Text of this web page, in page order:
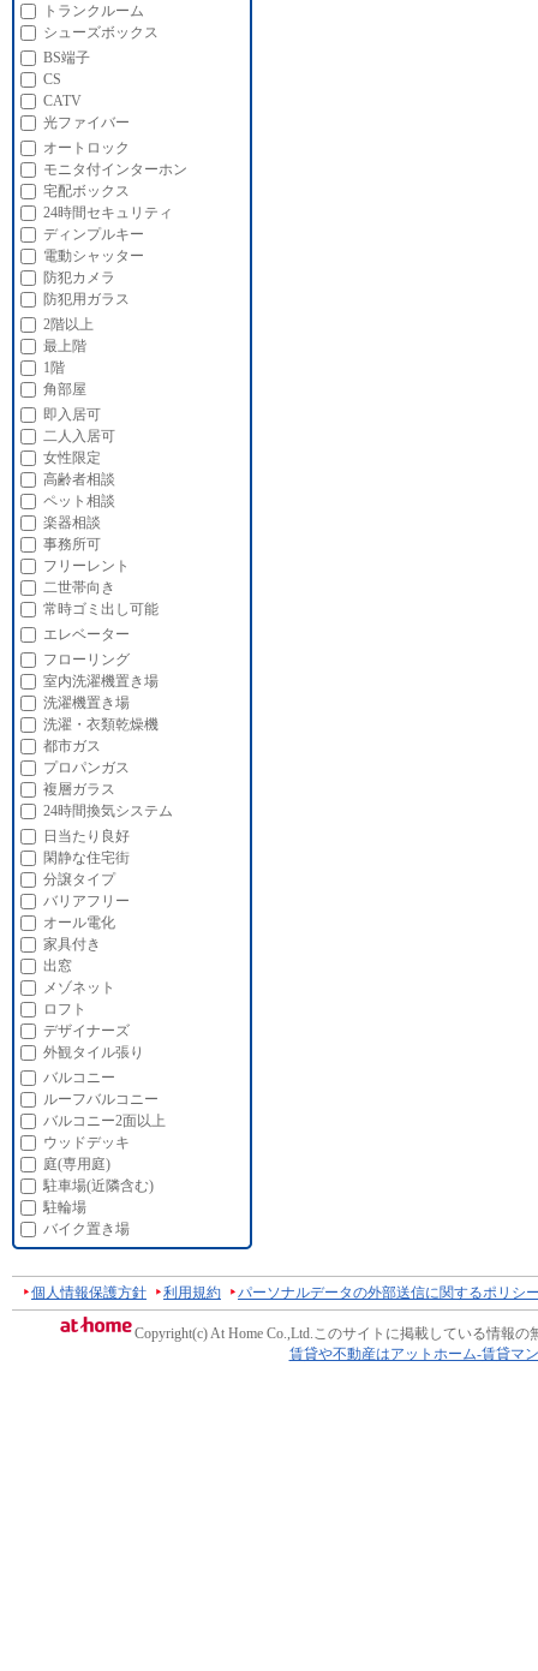
トランクルーム
シューズボックス
BS端子
CS
CATV
光ファイバー
オートロック
モニタ付インターホン
宅配ボックス
24時間セキュリティ
ディンプルキー
電動シャッター
防犯カメラ
防犯用ガラス
2階以上
最上階
1階
角部屋
即入居可
二人入居可
女性限定
高齢者相談
ペット相談
楽器相談
事務所可
フリーレント
二世帯向き
常時ゴミ出し可能
エレベーター
フローリング
室内洗濯機置き場
洗濯機置き場
洗濯・衣類乾燥機
都市ガス
プロパンガス
複層ガラス
24時間換気システム
日当たり良好
閑静な住宅街
分譲タイプ
バリアフリー
オール電化
家具付き
出窓
メゾネット
ロフト
デザイナーズ
外観タイル張り
バルコニー
ルーフバルコニー
バルコニー2面以上
ウッドデッキ
庭(専用庭)
駐車場(近隣含む)
駐輪場
バイク置き場
個人情報保護方針 利用規約 パーソナルデータの外部送信に関するポリシ
Copyright(c) At Home Co.,Ltd.このサイトに掲載している情報の
賃貸や不動産はアットホーム-賃貸マ